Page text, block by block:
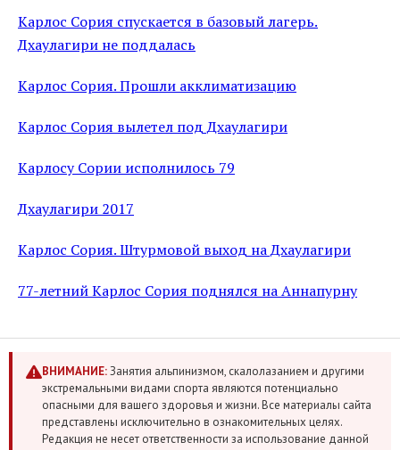
Карлос Сория спускается в базовый лагерь.
Дхаулагири не поддалась
Карлос Сория. Прошли акклиматизацию
Карлос Сория вылетел под Дхаулагири
Карлосу Сории исполнилось 79
Дхаулагири 2017
Карлос Сория. Штурмовой выход на Дхаулагири
77-летний Карлос Сория поднялся на Аннапурну
ВНИМАНИЕ:Занятия альпинизмом, скалолазанием и другими
экстремальными видами спорта являются потенциально
опасными для вашего здоровья и жизни. Все материалы сайта
представлены исключительно в ознакомительных целях.
Редакция не несет ответственности за использование данной